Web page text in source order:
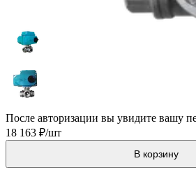
После авторизации вы увидите вашу
18 163 ₽/шт
В корзину